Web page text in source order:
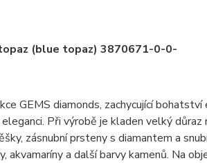
(blue topaz) 3870671-0-0-
GEMS diamonds, zachycující
Při výrobě je kladen velký důraz
zásnubní prsteny s diamantem a
akvamaríny a další barvy kamenů. Na